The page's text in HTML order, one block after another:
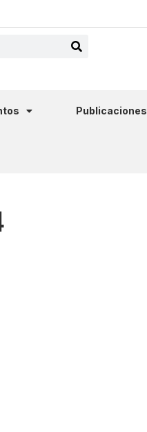
Publicaciones